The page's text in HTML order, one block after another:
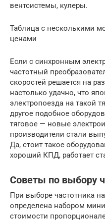
вентсистемы, кулеры.
Таблица с несколькими
ценами
Если с синхронным
частотный
скоростей решается на
настолько удачно, что
электропоезда на такой
другое подобное
тяговое — новые
производители стали
Да, стоит такое
хороший КПД, работает
Советы по выбору
При выборе частотника
определена набором
стоимости